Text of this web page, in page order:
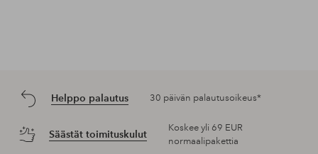
Helppo palautus 30 päivän palautusoikeus*
Säästät toimituskulut
Koskee yli 69 EUR
normaalipakettia